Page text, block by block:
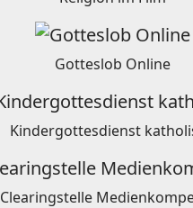
Gotteslob Online
Kindergottesdienst
Clearingstelle